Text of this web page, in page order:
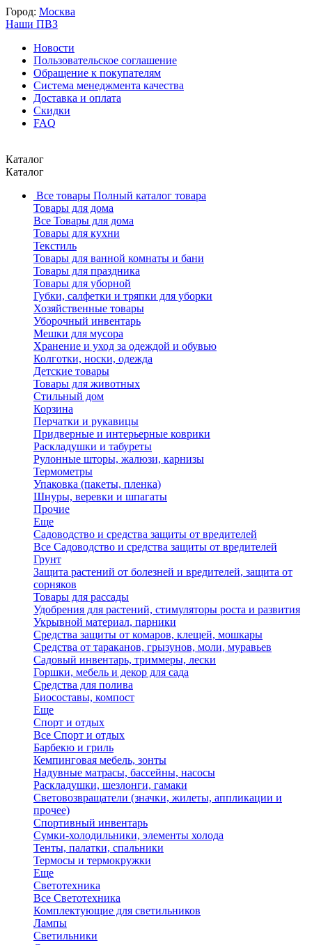
Город: Москва
Наши ПВЗ
Новости
Пользовательское соглашение
Обращение к покупателям
Система менеджмента качества
Доставка и оплата
Скидки
FAQ
Каталог
Каталог
Все товары Полный каталог товара
Товары для дома
Все Товары для дома
Товары для кухни
Текстиль
Товары для ванной комнаты и бани
Товары для праздника
Товары для уборной
Губки, салфетки и тряпки для уборки
Хозяйственные товары
Уборочный инвентарь
Мешки для мусора
Хранение и уход за одеждой и обувью
Колготки, носки, одежда
Детские товары
Товары для животных
Стильный дом
Корзина
Перчатки и рукавицы
Придверные и интерьерные коврики
Раскладушки и табуреты
Рулонные шторы, жалюзи, карнизы
Термометры
Упаковка (пакеты, пленка)
Шнуры, веревки и шпагаты
Прочие
Еще
Садоводство и средства защиты от вредителей
Все Садоводство и средства защиты от вредителей
Грунт
Защита растений от болезней и вредителей, защита от
сорняков
Товары для рассады
Удобрения для растений, стимуляторы роста и развития
Укрывной материал, парники
Средства защиты от комаров, клещей, мошкары
Средства от тараканов, грызунов, моли, муравьев
Садовый инвентарь, триммеры, лески
Горшки, мебель и декор для сада
Средства для полива
Биосоставы, компост
Еще
Спорт и отдых
Все Спорт и отдых
Барбекю и гриль
Кемпинговая мебель, зонты
Надувные матрасы, бассейны, насосы
Раскладушки, шезлонги, гамаки
Световозвращатели (значки, жилеты, аппликации и
прочее)
Спортивный инвентарь
Сумки-холодильники, элементы холода
Тенты, палатки, спальники
Термосы и термокружки
Еще
Светотехника
Все Светотехника
Комплектующие для светильников
Лампы
Светильники